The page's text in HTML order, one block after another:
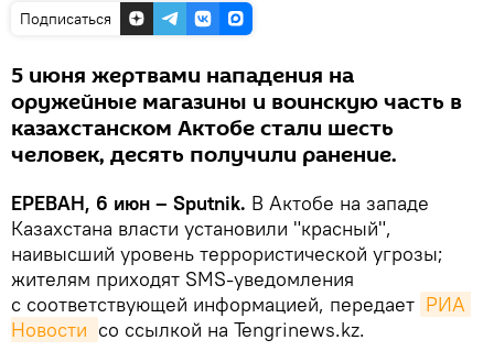
Подписаться
5 июня жертвами нападения на
оружейные магазины и воинскую часть в
казахстанском Актобе стали шесть
человек, десять получили ранение.
ЕРЕВАН, 6 июн – Sputnik. В Актобе на западе
Казахстана власти установили "красный",
наивысший уровень террористической угрозы;
жителям приходят SMS-уведомления
с соответствующей информацией, передает РИА
Новости со ссылкой на Tengrinews.kz.